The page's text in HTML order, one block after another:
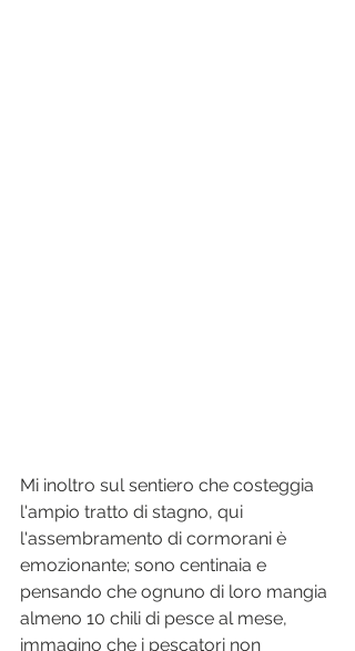
Mi inoltro sul sentiero che costeggia
l'ampio tratto di stagno, qui
l'assembramento di cormorani è
emozionante; sono centinaia e
pensando che ognuno di loro mangia
almeno 10 chili di pesce al mese,
immagino che i pescatori non